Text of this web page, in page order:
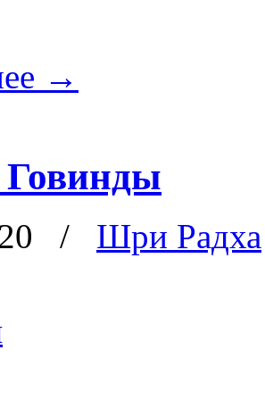
→
Говинды
/ Шри Радха